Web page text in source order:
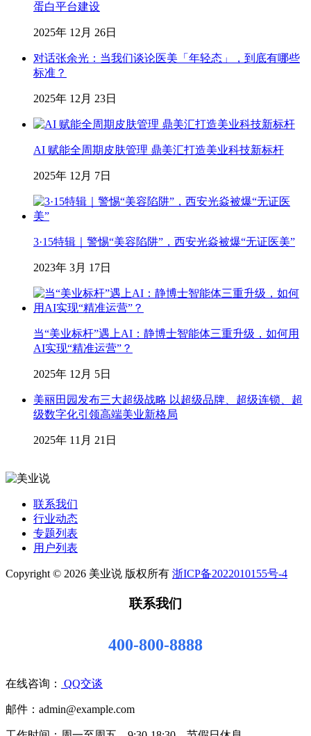
蛋白平台建设
2025年 12月 26日
对话张余光：当我们谈论医美「年轻态」，到底有哪些
标准？
2025年 12月 23日
AI 赋能全周期皮肤管理 鼎美汇打造美业科技新标杆
2025年 12月 7日
3·15特辑｜警惕“美容陷阱”，西安光焱被爆“无证医美”
2023年 3月 17日
当“美业标杆”遇上AI：静博士智能体三重升级，如何用
AI实现“精准运营”？
2025年 12月 5日
美丽田园发布三大超级战略 以超级品牌、超级连锁、超
级数字化引领高端美业新格局
2025年 11月 21日
联系我们
行业动态
专题列表
用户列表
Copyright © 2026 美业说 版权所有 浙ICP备2022010155号-4
联系我们
400-800-8888
在线咨询： QQ交谈
邮件：admin@example.com